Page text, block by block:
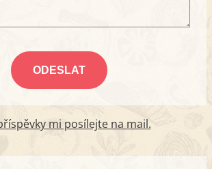
mi posílejte na mail.